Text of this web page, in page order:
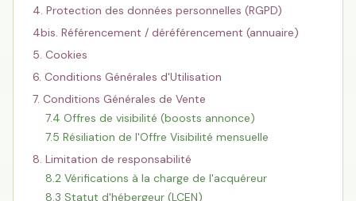
4. Protection des données personnelles (RGPD)
4bis. Référencement / déréférencement (annuaire)
5. Cookies
6. Conditions Générales d'Utilisation
7. Conditions Générales de Vente
7.4 Offres de visibilité (boosts annonce)
7.5 Résiliation de l'Offre Visibilité mensuelle
8. Limitation de responsabilité
8.2 Vérifications à la charge de l'acquéreur
8.3 Statut d'hébergeur (LCEN)